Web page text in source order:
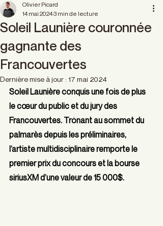
Soleil Launière couronnée
gagnante des
Francouvertes
Olivier Picard
14 mai 20243 min de lecture
Dernière mise à jour : 17 mai 2024
Soleil Launière conquis une fois de plus
le cœur du public et du jury des
Francouvertes. Trônant au sommet du
palmarès depuis les préliminaires,
l’artiste multidisciplinaire remporte le
premier prix du concours et la bourse
siriusXM d’une valeur de 15 000$.